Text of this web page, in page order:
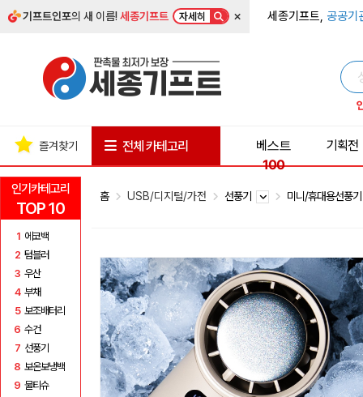
기프트인포의 새 이름!세종기프트 자세히 × 세종기프트, 공공기
인기카테고리
TOP 10
1 에코백
2 텀블러
3 우산
4 부채
5 보조배터리
6 수건
7 선풍기
8 보온보냉백
9 물티슈
즐겨찾기 전체 카테고리
베스트
100
기획전
홈 USB/디지털/가전 선풍기 미니/휴대용선풍